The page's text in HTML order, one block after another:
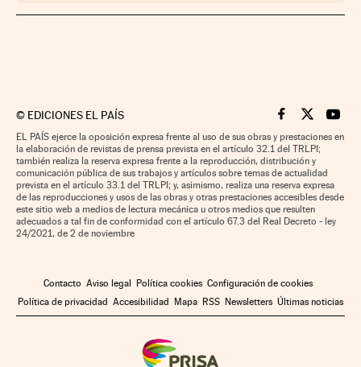
© EDICIONES EL PAÍS Cinco Días en
Cinco Días
Cinco
EL PAÍS ejerce la oposición expresa frente al uso de sus obras y prestaciones en
la elaboración de revistas de prensa prevista en el artículo 32.1 del TRLPI;
también realiza la reserva expresa frente a la reproducción, distribución y
comunicación pública de sus trabajos y artículos sobre temas de actualidad
prevista en el artículo 33.1 del TRLPI; y, asimismo, realiza una reserva expresa
de las reproducciones y usos de las obras y otras prestaciones accesibles desde
este sitio web a medios de lectura mecánica u otros medios que resulten
adecuados a tal fin de conformidad con el artículo 67.3 del Real Decreto - ley
24/2021, de 2 de noviembre
Contacto Aviso legal Política cookies Configuración de cookies
Política de privacidad Accesibilidad Mapa RSS Newsletters Últimas noticias